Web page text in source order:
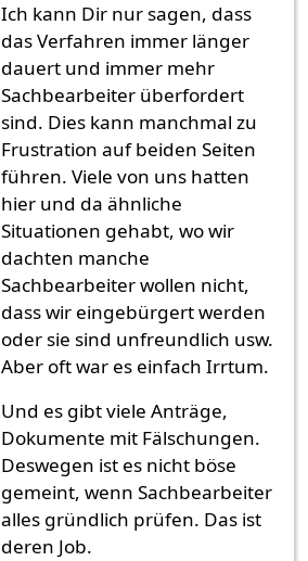
Ich kann Dir nur sagen, dass
das Verfahren immer länger
dauert und immer mehr
Sachbearbeiter überfordert
sind. Dies kann manchmal zu
Frustration auf beiden Seiten
führen. Viele von uns hatten
hier und da ähnliche
Situationen gehabt, wo wir
dachten manche
Sachbearbeiter wollen nicht,
dass wir eingebürgert werden
oder sie sind unfreundlich usw.
Aber oft war es einfach Irrtum.
Und es gibt viele Anträge,
Dokumente mit Fälschungen.
Deswegen ist es nicht böse
gemeint, wenn Sachbearbeiter
alles gründlich prüfen. Das ist
deren Job.